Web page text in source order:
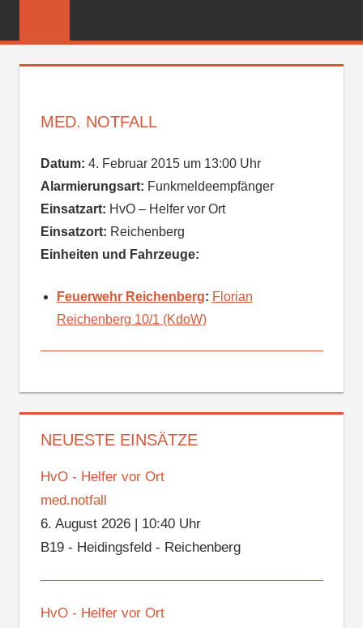
FEUERWEHR
MED. NOTFALL
Datum: 4. Februar 2015 um 13:00 Uhr
Alarmierungsart: Funkmeldeempfänger
Einsatzart: HvO – Helfer vor Ort
Einsatzort: Reichenberg
Einheiten und Fahrzeuge:
Feuerwehr Reichenberg: Florian
Reichenberg 10/1 (KdoW)
NEUESTE EINSÄTZE
HvO - Helfer vor Ort
med.notfall
6. August 2026| 10:40 Uhr
B19 - Heidingsfeld - Reichenberg
HvO - Helfer vor Ort